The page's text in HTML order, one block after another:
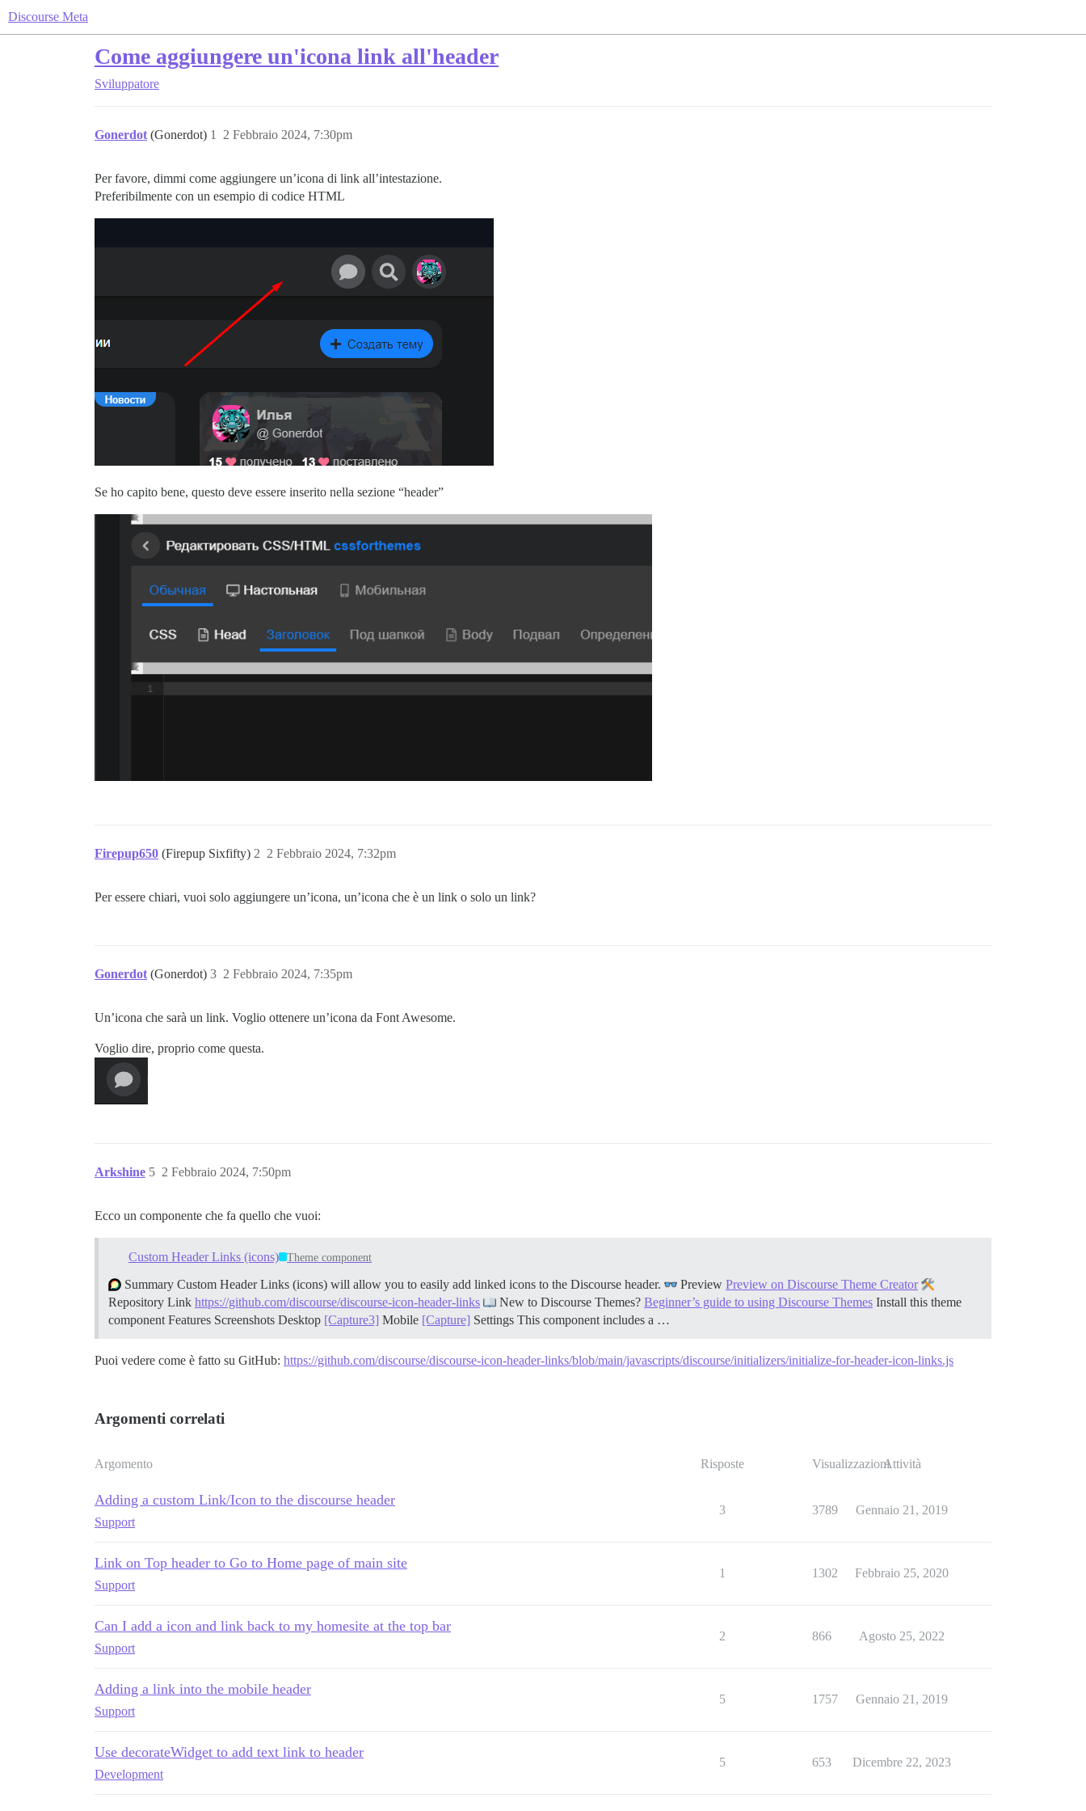
Discourse Meta
Come aggiungere un'icona link all'header
Sviluppatore
Gonerdot (Gonerdot) 2 Febbraio 2024, 7:30pm
1
Per favore, dimmi come aggiungere un’icona di link all’intestazione.
Preferibilmente con un esempio di codice HTML
Se ho capito bene, questo deve essere inserito nella sezione “header”
Firepup650 (Firepup Sixfifty) 2 Febbraio 2024, 7:32pm
2
Per essere chiari, vuoi solo aggiungere un’icona, un’icona che è un link o solo un link?
Gonerdot (Gonerdot) 2 Febbraio 2024, 7:35pm
3
Un’icona che sarà un link. Voglio ottenere un’icona da Font Awesome.
Voglio dire, proprio come questa.
Arkshine 2 Febbraio 2024, 7:50pm
5
Ecco un componente che fa quello che vuoi:
Custom Header Links (icons) Theme component
Summary Custom Header Links (icons) will allow you to easily add linked icons to the Discourse header. Preview Preview on Discourse Theme Creator
Repository Link https://github.com/discourse/discourse-icon-header-links New to Discourse Themes? Beginner’s guide to using Discourse Themes Install this theme
component Features Screenshots Desktop [Capture3] Mobile [Capture] Settings This component includes a …
Puoi vedere come è fatto su GitHub: https://github.com/discourse/discourse-icon-header-links/blob/main/javascripts/discourse/initializers/initialize-for-header-icon-links.js
Argomenti correlati
Argomento Risposte VisualizzazioniAttività
Adding a custom Link/Icon to the discourse header
Support
3 3789 Gennaio 21, 2019
Link on Top header to Go to Home page of main site
Support
1 1302 Febbraio 25, 2020
Can I add a icon and link back to my homesite at the top bar
Support
2 866 Agosto 25, 2022
Adding a link into the mobile header
Support
5 1757 Gennaio 21, 2019
Use decorateWidget to add text link to header
Development
5 653 Dicembre 22, 2023